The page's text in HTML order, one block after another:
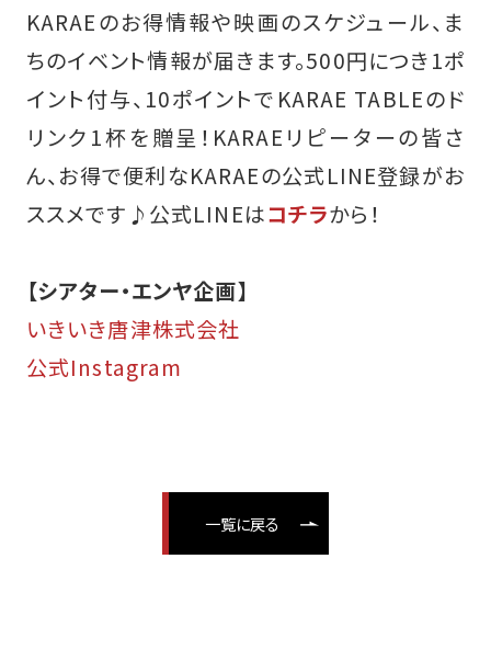
KARAEのお得情報や映画のスケジュール、ま
ちのイベント情報が届きます。500円につき1ポ
イント付与、10ポイントでKARAE TABLEのド
リンク1杯を贈呈！KARAEリピーターの皆さ
ん、お得で便利なKARAEの公式LINE登録がお
ススメです♪ 公式LINEはコチラから！
【シアター・エンヤ企画】
いきいき唐津株式会社
公式Instagram
一覧に戻る